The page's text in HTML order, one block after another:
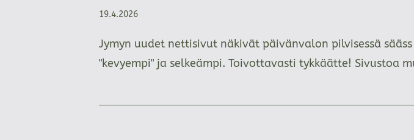
19.4.2026
Jymyn uudet nettisivut näkivät päivänvalon pilvisessä
"kevyempi" ja selkeämpi. Toivottavasti tykkäätte! Sivustoa